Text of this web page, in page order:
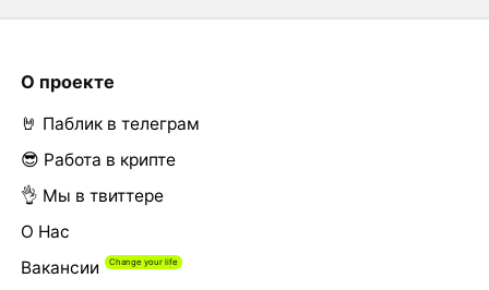
О проекте
🤘 Паблик в телеграм
😎 Работа в крипте
👌 Мы в твиттере
О Нас
Вакансии